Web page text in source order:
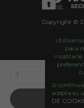
Copyright ©
para
mostrarle
Si
acepta su
DE